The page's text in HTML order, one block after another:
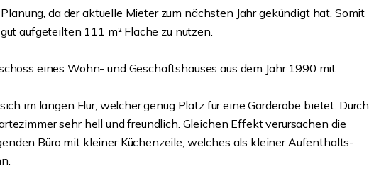
da der aktuelle Mieter zum nächsten Jahr gekündigt hat. Somit
aufgeteilten 111 m² Fläche zu nutzen.
eines Wohn- und Geschäftshauses aus dem Jahr 1990 mit
im langen Flur, welcher genug Platz für eine Garderobe bietet. Durch
sehr hell und freundlich. Gleichen Effekt verursachen die
Büro mit kleiner Küchenzeile, welches als kleiner Aufenthalts-